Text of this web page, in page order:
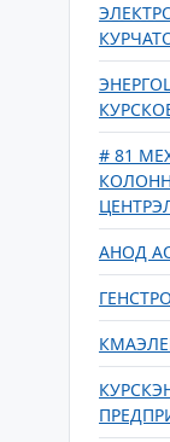
# 81
АНОД